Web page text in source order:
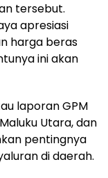
tersebut.
apresiasi
harga beras
ini akan
laporan GPM
Utara, dan
pentingnya
di daerah.